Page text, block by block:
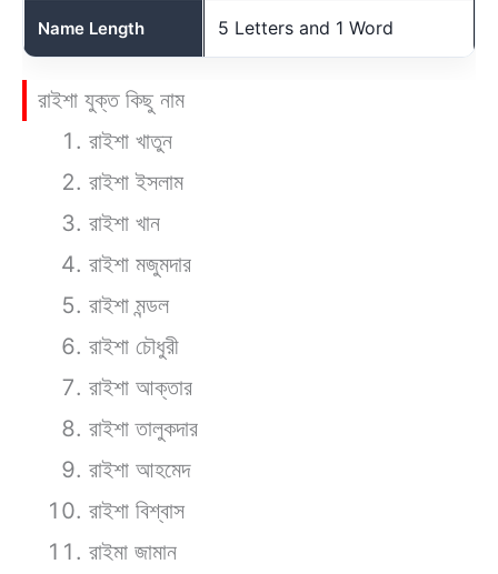
Name Length 5 Letters and 1 Word
রাইশা যুক্ত কিছু নাম
রাইশা খাতুন
রাইশা ইসলাম
রাইশা খান
রাইশা মজুমদার
রাইশা মন্ডল
রাইশা চৌধুরী
রাইশা আক্তার
রাইশা তালুকদার
রাইশা আহমেদ
রাইশা বিশ্বাস
রাইমা জামান